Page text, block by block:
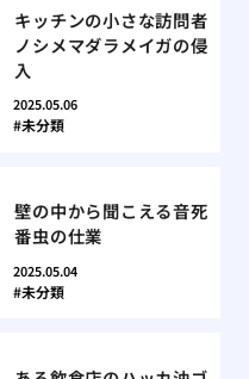
キッチンの小さな訪問者
ノシメマダラメイガの侵
入
2025.05.06
未分類
壁の中から聞こえる音死
番虫の仕業
2025.05.04
未分類